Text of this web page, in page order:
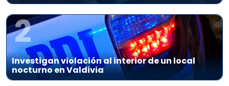
2
Investigan violación al interior de un local
nocturno en Valdivia